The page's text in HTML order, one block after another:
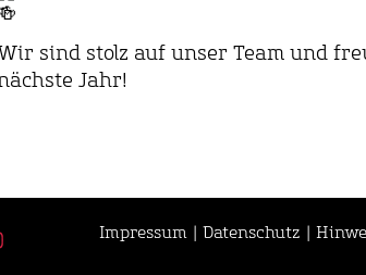
Wir sind stolz auf unser Team und
Jahr!
Impressum Datenschutz